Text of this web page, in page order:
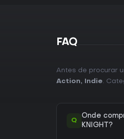
FAQ
Antes de procurar
Action, Indie.
Q
Onde
KNIGHT?